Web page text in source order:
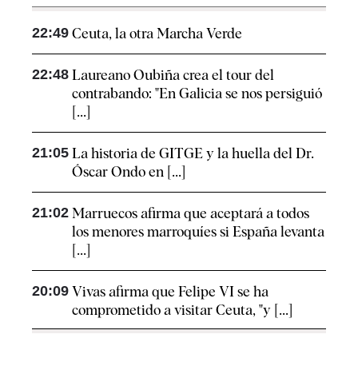
22:49 Ceuta, la otra Marcha Verde
22:48 Laureano Oubiña crea el tour del
contrabando: "En Galicia se nos persiguió
[...]
21:05 La historia de GITGE y la huella del Dr.
Óscar Ondo en [...]
21:02 Marruecos afirma que aceptará a todos
los menores marroquíes si España levanta
[...]
20:09 Vivas afirma que Felipe VI se ha
comprometido a visitar Ceuta, "y [...]